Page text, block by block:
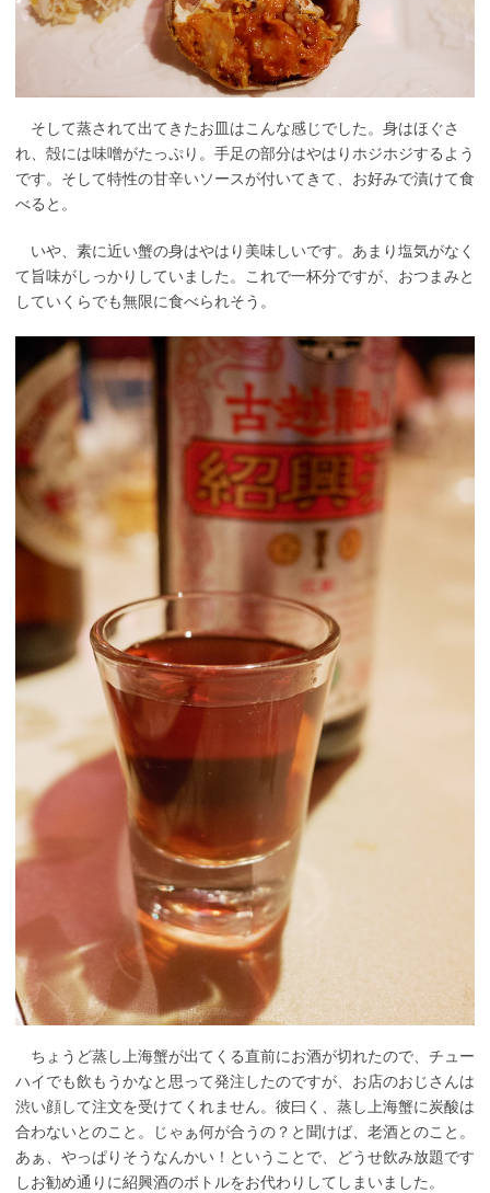
そして蒸されて出てきたお皿はこんな感じでした。身はほぐさ
れ、殻には味噌がたっぷり。手足の部分はやはりホジホジするよう
です。そして特性の甘辛いソースが付いてきて、お好みで漬けて食
べると。
いや、素に近い蟹の身はやはり美味しいです。あまり塩気がなく
て旨味がしっかりしていました。これで一杯分ですが、おつまみと
していくらでも無限に食べられそう。
ちょうど蒸し上海蟹が出てくる直前にお酒が切れたので、チュー
ハイでも飲もうかなと思って発注したのですが、お店のおじさんは
渋い顔して注文を受けてくれません。彼曰く、蒸し上海蟹に炭酸は
合わないとのこと。じゃぁ何が合うの？と聞けば、老酒とのこと。
あぁ、やっぱりそうなんかい！ということで、どうせ飲み放題です
しお勧め通りに紹興酒のボトルをお代わりしてしまいました。